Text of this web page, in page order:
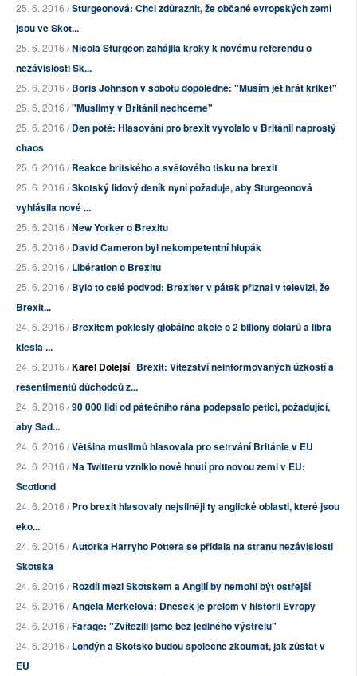
25. 6. 2016 /Sturgeonová: Chci zdůraznit, že občané evropských zemí
jsou ve Skot...
25. 6. 2016 /Nicola Sturgeon zahájila kroky k novému referendu o
nezávislosti Sk...
25. 6. 2016 /Boris Johnson v sobotu dopoledne: "Musím jet hrát kriket"
25. 6. 2016 /"Muslimy v Británii nechceme"
25. 6. 2016 /Den poté: Hlasování pro brexit vyvolalo v Británii naprostý
chaos
25. 6. 2016 /Reakce britského a světového tisku na brexit
25. 6. 2016 /Skotský lidový deník nyní požaduje, aby Sturgeonová
vyhlásila nové ...
25. 6. 2016 /New Yorker o Brexitu
25. 6. 2016 /David Cameron byl nekompetentní hlupák
25. 6. 2016 /Libération o Brexitu
25. 6. 2016 /Bylo to celé podvod: Brexiter v pátek přiznal v televizi, že
Brexit...
24. 6. 2016 /Brexitem poklesly globálně akcie o 2 biliony dolarů a libra
klesla ...
24. 6. 2016 /Karel Dolejší Brexit: Vítězství neinformovaných úzkostí a
resentimentů důchodců z...
24. 6. 2016 /90 000 lidí od pátečního rána podepsalo petici, požadující,
aby Sad...
24. 6. 2016 /Většina muslimů hlasovala pro setrvání Británie v EU
24. 6. 2016 /Na Twitteru vzniklo nové hnutí pro novou zemi v EU:
Scotlond
24. 6. 2016 /Pro brexit hlasovaly nejsilněji ty anglické oblasti, které jsou
eko...
24. 6. 2016 /Autorka Harryho Pottera se přidala na stranu nezávislosti
Skotska
24. 6. 2016 /Rozdíl mezi Skotskem a Anglií by nemohl být ostřejší
24. 6. 2016 /Angela Merkelová: Dnešek je přelom v historii Evropy
24. 6. 2016 /Farage: "Zvítězili jsme bez jediného výstřelu"
24. 6. 2016 /Londýn a Skotsko budou společně zkoumat, jak zůstat v
EU